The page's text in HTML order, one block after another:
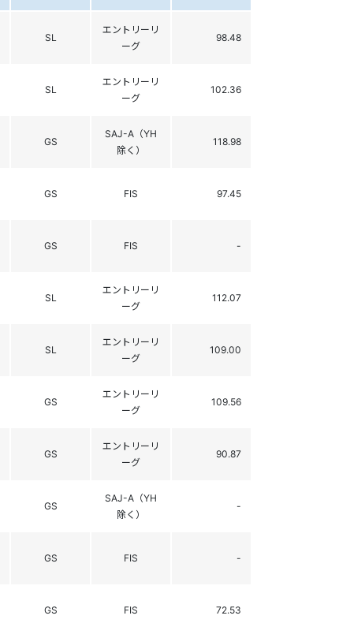
SL
エントリーリ
ーグ
98.48
SL
エントリーリ
ーグ
102.36
GS
SAJ-A（YH
除く）
118.98
GS FIS 97.45
GS FIS -
SL
エントリーリ
ーグ
112.07
SL
エントリーリ
ーグ
109.00
GS
エントリーリ
ーグ
109.56
GS
エントリーリ
ーグ
90.87
GS
SAJ-A（YH
除く）
-
GS FIS -
GS FIS 72.53